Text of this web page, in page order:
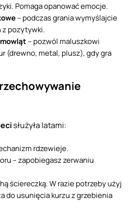
Pomaga opanować emocje.
– podczas grania wymyślajcie
z pozytywki.
– pozwól maluszkowi
(drewno, metal, plusz), gdy gra
służyła latami:
rdzewieje.
– zapobiegasz zerwaniu
ściereczką. W razie potrzeby użyj
do usunięcia kurzu z grzebienia